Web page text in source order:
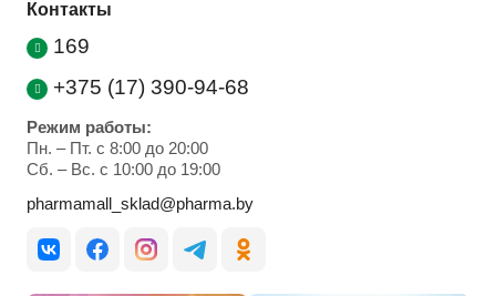
Контакты
169
+375 (17) 390-94-68
Режим работы:
Пн. – Пт. с 8:00 до 20:00
Cб. – Вс. с 10:00 до 19:00
pharmamall_sklad@pharma.by